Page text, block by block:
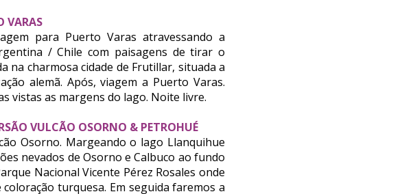
VARAS
para Puerto Varas atravessando a
/ Chile com paisagens de tirar o
na charmosa cidade de Frutillar, situada a
alemã. Após, viagem a Puerto Varas.
vistas as margens do lago. Noite livre.
VULCÃO OSORNO & PETROHUÉ
Osorno. Margeando o lago Llanquihue
nevados de Osorno e Calbuco ao fundo
Nacional Vicente Pérez Rosales onde
turquesa. Em seguida faremos a